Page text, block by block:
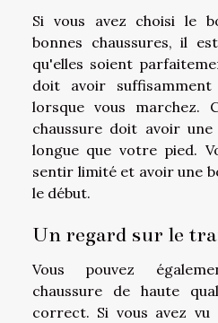
Si vous avez choisi le
bonnes chaussures, il
qu'elles soient
doit avoir
lorsque vous marchez.
chaussure doit avoir
longue que votre pied.
sentir limité et avoir une
le début.
Un regard sur le
Vous pouvez
chaussure de haute
correct. Si vous avez vu